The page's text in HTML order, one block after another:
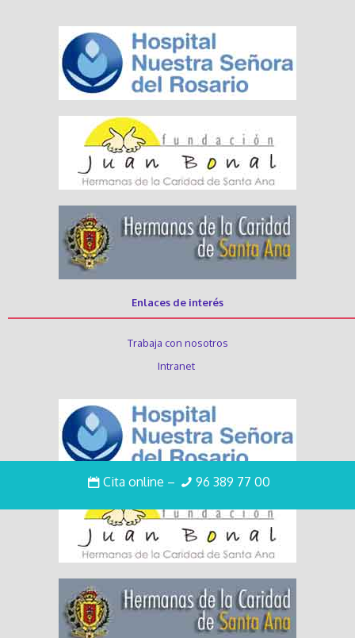
Cita online – 96 389 77 00
Enlaces de interés
Trabaja con nosotros
Intranet